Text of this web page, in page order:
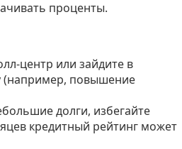
проценты.
или зайдите в
(например, повышение
долги, избегайте
кредитный рейтинг может